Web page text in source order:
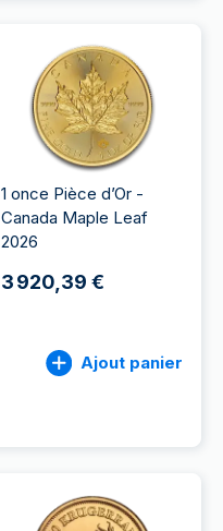
1 once Pièce d’Or -
Canada Maple Leaf
2026
3 920,39 €
Ajout panier